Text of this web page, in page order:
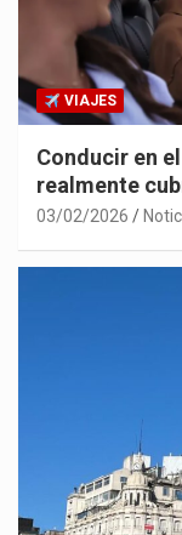
VIAJES
Conducir en
realmente
03/02/2026